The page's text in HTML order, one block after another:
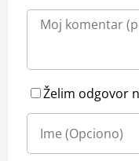
Želim odgovor